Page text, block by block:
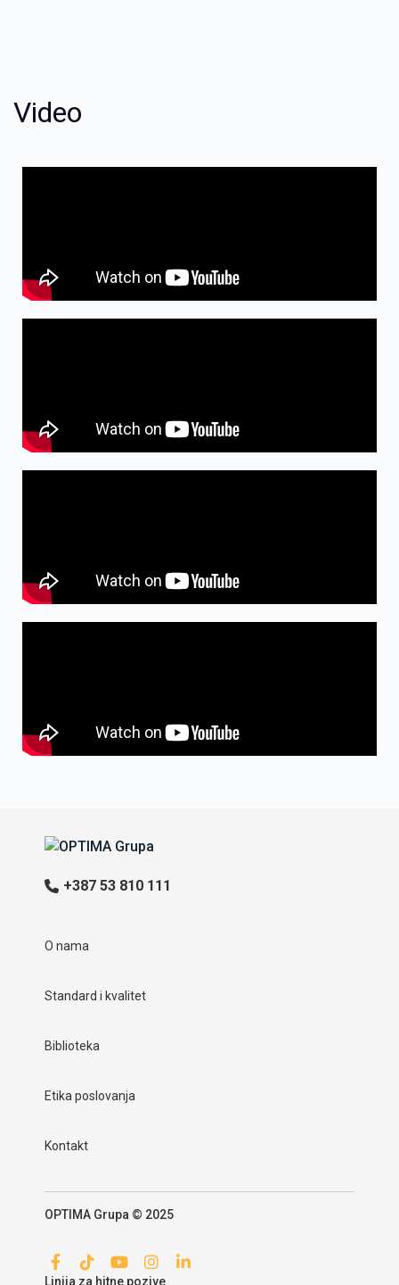
Video
+387 53 810 111
O nama
Standard i kvalitet
Biblioteka
Etika poslovanja
Kontakt
OPTIMA Grupa © 2025
Linija za hitne pozive